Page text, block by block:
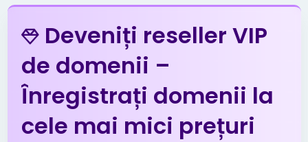
.in $6.99 $6.89 $6.79
.info $3.99
.me $5.53 $5.42 $5.31
.net $13.99 $13.51 $13.01
Deveniți reseller VIP
de domenii –
Înregistrați domenii la
cele mai mici prețuri